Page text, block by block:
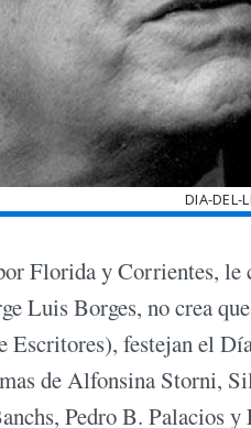
DIA-DEL-
Florida y Corrientes, le
Luis Borges, no crea
festejan el
de Alfonsina Storni,
Pedro B. Palacios